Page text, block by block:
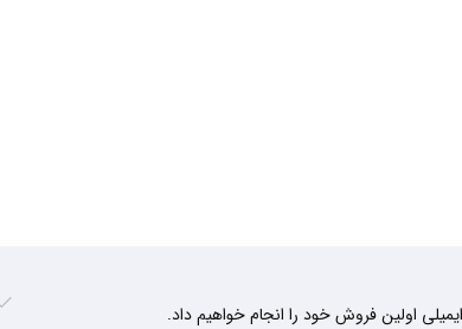
اولین فروش خود را انجام خواهیم داد.